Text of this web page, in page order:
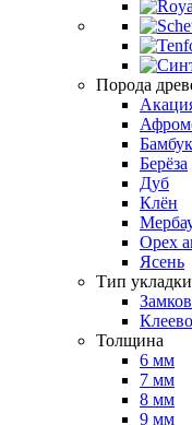
Порода
Бамбук
Берёза
Дуб
Клён
Орех
Ясень
Тип укладки
Толщина
6 мм
7 мм
8 мм
9 мм